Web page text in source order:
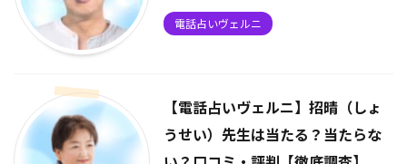
電話占いヴェルニ
【電話占いヴェルニ】招晴（しょ
うせい）先生は当たる？当たらな